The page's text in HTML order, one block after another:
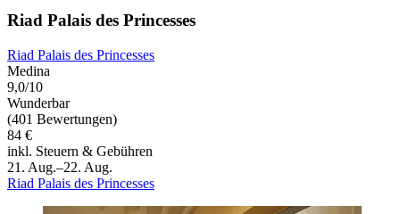
Riad Palais des Princesses
Riad Palais des Princesses
Medina
9,0/10
Wunderbar
(401 Bewertungen)
84 €
inkl. Steuern & Gebühren
21. Aug.–22. Aug.
Riad Palais des Princesses